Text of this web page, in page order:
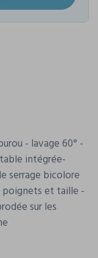
- lavage 60° -
intégrée-
serrage bicolore
poignets et taille -
sur les